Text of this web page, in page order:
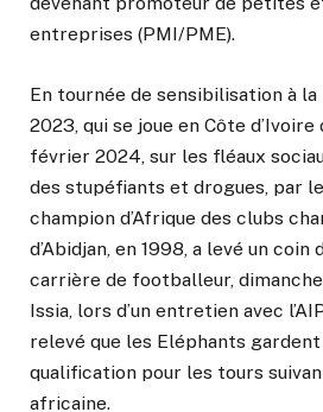
entreprises (PMI/PME).
En tournée de sensibilisation à la
2023, qui se joue en Côte d’Ivoire
février 2024, sur les fléaux
des stupéfiants et drogues, par
champion d’Afrique des clubs
d’Abidjan, en 1998, a levé un coin
carrière de footballeur,
Issia, lors d’un entretien avec
relevé que les Eléphants
qualification pour les tours
africaine.